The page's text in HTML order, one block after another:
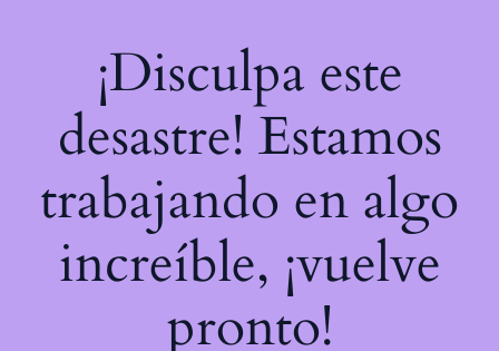
¡Disculpa este
desastre! Estamos
trabajando en algo
increíble, ¡vuelve
pronto!